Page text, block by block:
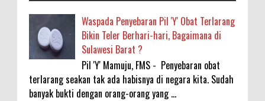
Waspada Penyebaran Pil 'Y' Obat Terlarang
Bikin Teler Berhari-hari, Bagaimana di
Sulawesi Barat ?
Pil 'Y' Mamuju, FMS - Penyebaran obat
terlarang seakan tak ada habisnya di negara kita. Sudah
banyak bukti dengan orang-orang yang ...